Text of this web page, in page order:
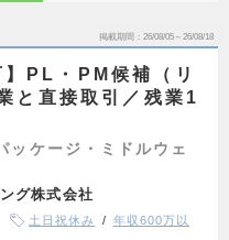
掲載期間 26/08/05～26/08/18
PL・PM候補（リ
と直接取引／残業1
ッケージ・ミドルウェ
グ株式会社
土日祝休み
年収600万以